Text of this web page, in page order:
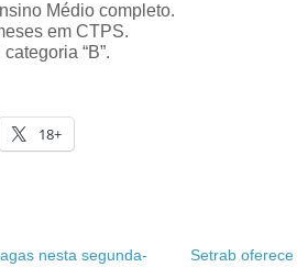
Médio completo.
em CTPS.
“B”.
18+
nesta segunda-
Setrab